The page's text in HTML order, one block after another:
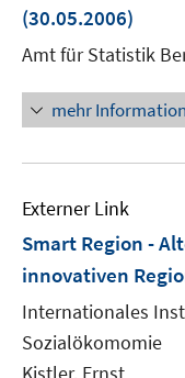
(30.05.2006)
Amt für Statistik
mehr
Externer Link
Smart Region -
innovativen
Internationales
Sozialökomomie